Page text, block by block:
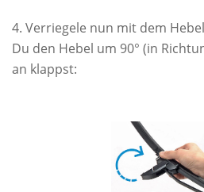
Verriegele nun mit dem
Du den Hebel um 90° (in
an klappst: